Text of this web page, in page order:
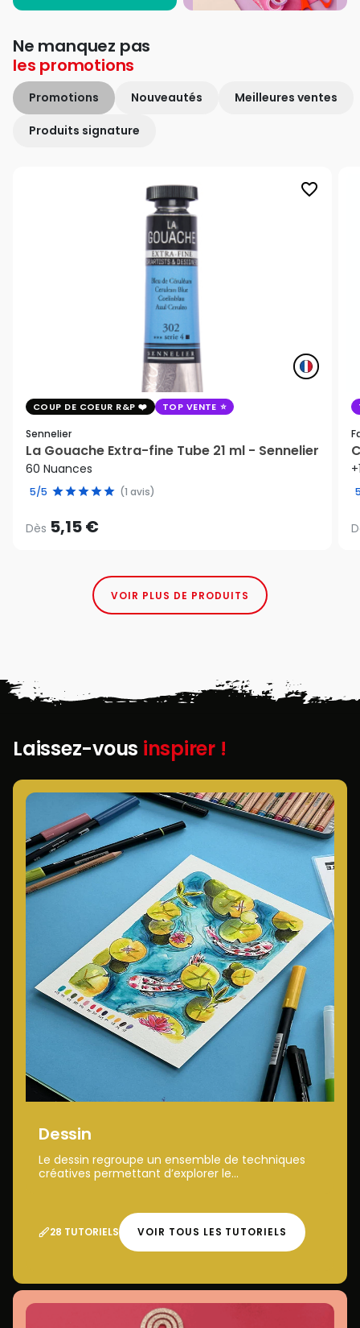
Ne manquez pas
les promotions
Promotions Nouveautés Meilleures ventes
Produits signature
favorite_border
COUP DE COEUR R&P TOP VENTE
Sennelier
La Gouache Extra-fine Tube 21 ml - Sennelier
60 Nuances
5/5 (1 avis)
Dès 5,15 €
VOIR PLUS DE PRODUITS
Laissez-vous inspirer !
Dessin
Le dessin regroupe un ensemble de techniques
créatives permettant d’explorer le...
28 TUTORIELS VOIR TOUS LES TUTORIELS